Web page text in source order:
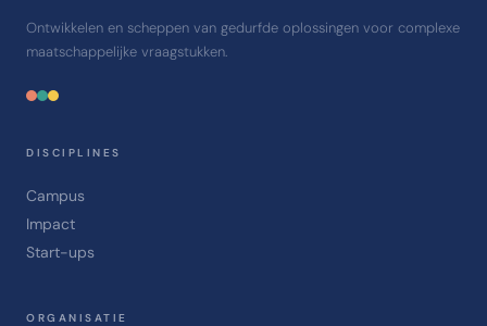
Ontwikkelen en scheppen van gedurfde oplossingen voor complexe
maatschappelijke vraagstukken.
DISCIPLINES
Campus
Impact
Start-ups
ORGANISATIE